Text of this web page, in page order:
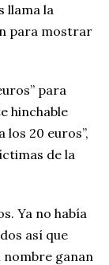
llama la
para mostrar
para
hinchable
20 euros”,
de la
Ya no había
así que
nombre ganan